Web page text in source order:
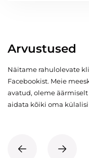
Arvustused
Näitame rahulolevate
Facebookist. Meie
avatud, oleme
aidata kõiki oma külalisi